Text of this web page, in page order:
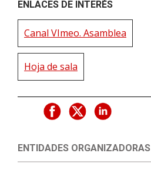
ENLACES DE INTERÉS
Canal VImeo. Asamblea
Hoja de sala
ENTIDADES ORGANIZADORAS